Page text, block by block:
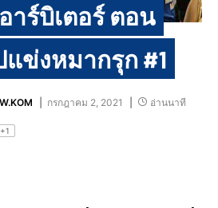
าร์บิเตอร์ ตอน
แข่งหมากรุก #1
กรกฎาคม 2, 2021 อ่านนาที
+1